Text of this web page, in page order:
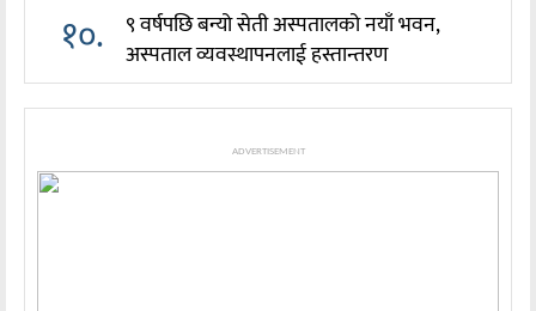
१०.
९ वर्षपछि बन्यो सेती अस्पतालको नयाँ भवन,
अस्पताल व्यवस्थापनलाई हस्तान्तरण
ADVERTISEMENT